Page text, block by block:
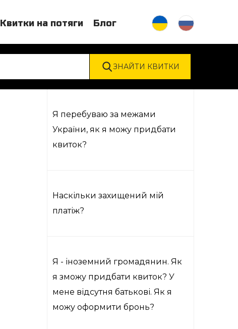
Квитки на потяги Блог
Я перебуваю за межами
України, як я можу придбати
квиток?
Наскільки захищений мій
платіж?
Я - іноземний громадянин. Як
я зможу придбати квиток? У
мене відсутня батькові. Як я
можу оформити бронь?